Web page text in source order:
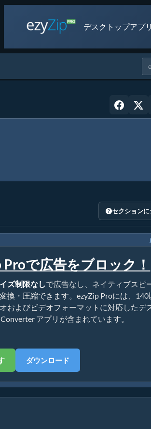
デスクトップアプ
セクション
Proで広告をブロック！
ズ制限なしで広告なし、ネイティブスピ
換・圧縮できます。ezyZip Proには、140
およびビデオフォーマットに対応したデ
アプリが含まれています。
ダウンロード